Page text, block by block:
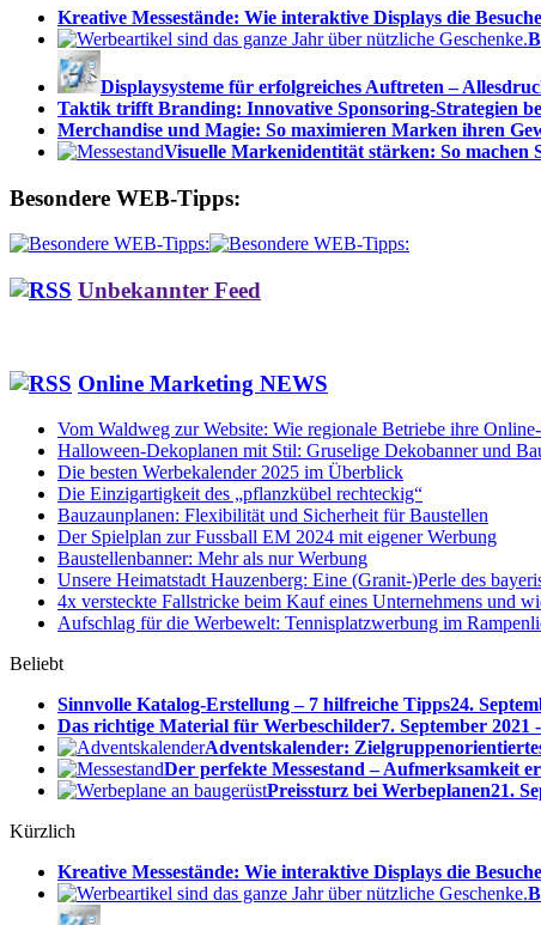
Kreative Messestände: Wie interaktive Displays die
Displaysysteme für erfolgreiches Auftreten –
Taktik trifft Branding: Innovative Sponsoring-Strategien
Merchandise und Magie: So maximieren Marken ihren
Visuelle Markenidentität stärken: So
Besondere WEB-Tipps:
Unbekannter Feed
Online Marketing NEWS
Vom Waldweg zur Website: Wie regionale Betriebe ihre
Halloween-Dekoplanen mit Stil: Gruselige Dekobanner und
Die besten Werbekalender 2025 im Überblick
Die Einzigartigkeit des „pflanzkübel rechteckig“
Bauzaunplanen: Flexibilität und Sicherheit für Baustellen
Der Spielplan zur Fussball EM 2024 mit eigener Werbung
Baustellenbanner: Mehr als nur Werbung
Unsere Heimatstadt Hauzenberg: Eine (Granit-)Perle des
4x versteckte Fallstricke beim Kauf eines Unternehmens und
Aufschlag für die Werbewelt: Tennisplatzwerbung im
Beliebt
Sinnvolle Katalog-Erstellung – 7 hilfreiche Tipps24.
Das richtige Material für Werbeschilder7. September 2021
Adventskalender:
Der perfekte Messestand – Aufmerksamkeit
Preissturz bei Werbeplanen21.
Kürzlich
Kreative Messestände: Wie interaktive Displays die